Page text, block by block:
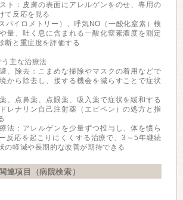
ト：皮膚の表面にアレルゲンをのせ、専用の
て反応を見る
パイロメトリー）、呼気NO（一酸化窒素）検
量、吐く息に含まれる一酸化窒素濃度を測定
断と重症度を評価する
主な治療法
、除去：こまめな掃除やマスクの着用などで
から除去し、接する機会を減らすことで症状
、点鼻薬、点眼薬、吸入薬で症状を緩和する
レナリン自己注射薬（エピペン）の処方と指
法：アレルゲンを少量ずつ投与し、体を慣ら
反応を起こりにくくする治療で、3～5年継続
の軽減や長期的な改善が期待できる
連項目（病院検索）